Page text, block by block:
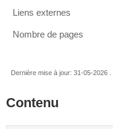
Liens externes
Nombre de pages
Dernière mise à jour: 31-05-2026
Contenu